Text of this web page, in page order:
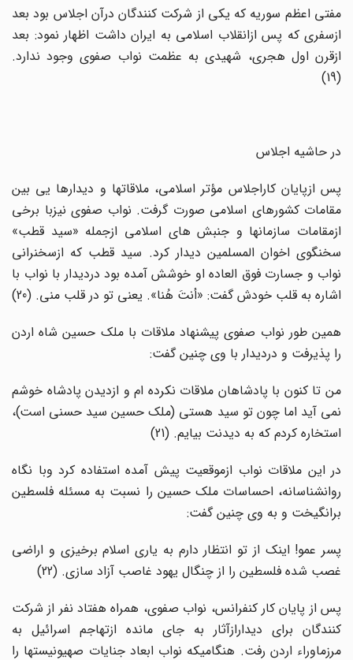
مفتی اعظم سوریه که یکی از شرکت کنندگان درآن اجلاس بود بعد
ازسفری که پس ازانقلاب اسلامی به ایران داشت اظهار نمود: بعد
ازقرن اول هجری، شهیدی به عظمت نواب صفوی وجود ندارد.
در حاشیه اجلاس
پس ازپایان کاراجلاس مؤتر اسلامی، ملاقاتها و دیدارها یی بین
مقامات کشورهای اسلامی صورت گرفت. نواب صفوی نیزبا برخی
ازمقامات سازمانها و جنبش های اسلامی ازجمله «سید قطب»
سخنگوی اخوان المسلمین دیدار کرد. سید قطب که ازسخنرانی
نواب و جسارت فوق العاده او خوشش آمده بود دردیدار با نواب با
اشاره به قلب خودش گفت: «أنتَ هُنا». یعنی تو در قلب منی. (20)
همین طور نواب صفوی پیشنهاد ملاقات با ملک حسین شاه اردن
را پذیرفت و دردیدار با وی چنین گفت:
من تا کنون با پادشاهان ملاقات نکرده ام و ازدیدن پادشاه خوشم
نمی آید اما چون تو سید هستی (ملک حسین سید حسنی است)،
استخاره کردم که به دیدنت بیایم. (21)
در این ملاقات نواب ازموقعیت پیش آمده استفاده کرد وبا نگاه
روانشناسانه، احساسات ملک حسین را نسبت به مسئله فلسطین
برانگیخت و به وی چنین گفت:
پسر عمو! اینک از تو انتظار دارم به یاری اسلام برخیزی و اراضی
غصب شده فلسطین را از چنگال یهود غاصب آزاد سازی. (22)
پس از پایان کار کنفرانس، نواب صفوی، همراه هفتاد نفر از شرکت
کنندگان برای دیدارازآثار به جای مانده ازتهاجم اسرائیل به
مرزماوراء اردن رفت. هنگامیکه نواب ابعاد جنایات صهیونیستها را